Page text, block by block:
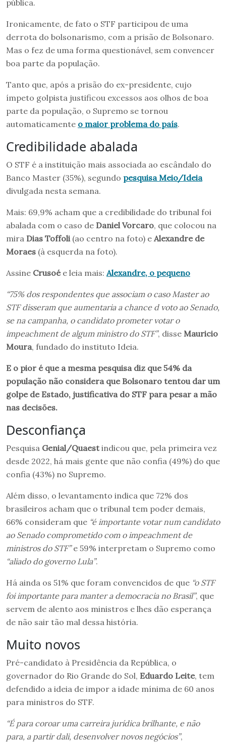
pública.
Ironicamente, de fato o STF participou de uma
derrota do bolsonarismo, com a prisão de Bolsonaro.
Mas o fez de uma forma questionável, sem convencer
boa parte da população.
Tanto que, após a prisão do ex-presidente, cujo
ímpeto golpista justificou excessos aos olhos de boa
parte da população, o Supremo se tornou
automaticamente o maior problema do país.
Credibilidade abalada
O STF é a instituição mais associada ao escândalo do
Banco Master (35%), segundo pesquisa Meio/Ideia
divulgada nesta semana.
Mais: 69,9% acham que a credibilidade do tribunal foi
abalada com o caso de Daniel Vorcaro, que colocou na
mira Dias Toffoli (ao centro na foto) e Alexandre de
Moraes (à esquerda na foto).
Assine Crusoée leia mais: Alexandre, o pequeno
“75% dos respondentes que associam o caso Master ao
STF disseram que aumentaria a chance d voto ao Senado,
se na campanha, o candidato prometer votar o
impeachment de algum ministro do STF”, disse Mauricio
Moura, fundado do instituto Ideia.
E o pior é que a mesma pesquisa diz que 54% da
população não considera que Bolsonaro tentou dar um
golpe de Estado, justificativa do STF para pesar a mão
nas decisões.
Desconfiança
Pesquisa Genial/Quaestindicou que, pela primeira vez
desde 2022, há mais gente que não confia (49%) do que
confia (43%) no Supremo.
Além disso, o levantamento indica que 72% dos
brasileiros acham que o tribunal tem poder demais,
66% consideram que “é importante votar num candidato
ao Senado comprometido com o impeachment de
ministros do STF”e 59% interpretam o Supremo como
“aliado do governo Lula”.
Há ainda os 51% que foram convencidos de que “o STF
foi importante para manter a democracia no Brasil”, que
servem de alento aos ministros e lhes dão esperança
de não sair tão mal dessa história.
Muito novos
Pré-candidato à Presidência da República, o
governador do Rio Grande do Sol, Eduardo Leite, tem
defendido a ideia de impor a idade mínima de 60 anos
para ministros do STF.
“É para coroar uma carreira jurídica brilhante, e não
para, a partir dali, desenvolver novos negócios”,